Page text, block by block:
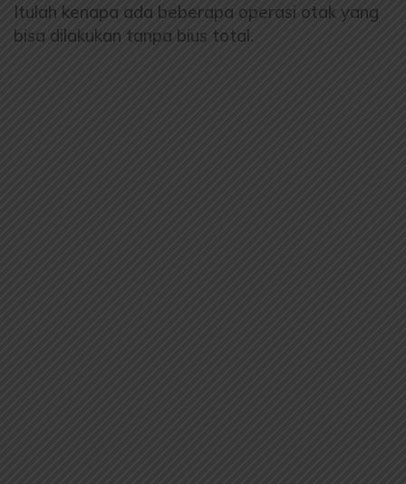
Itulah kenapa ada beberapa operasi otak yang
bisa dilakukan tanpa bius total.